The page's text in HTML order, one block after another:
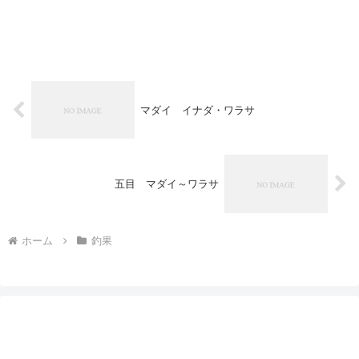
マダイ イナダ・ワラサ
五目 マダイ～ワラサ
ホーム 釣果